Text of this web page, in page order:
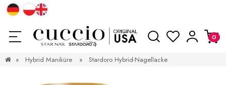
» Hybrid Maniküre » Stardoro Hybrid-Nagellacke